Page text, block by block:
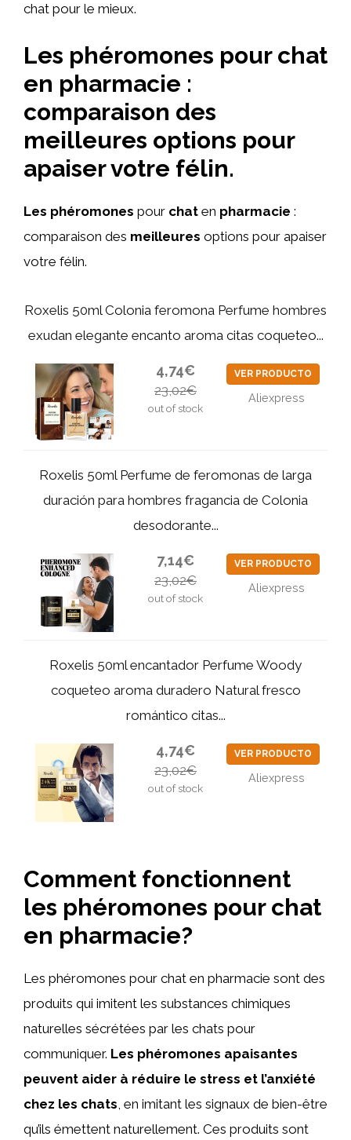
chat pour le mieux.
Les phéromones pour chat
en pharmacie :
comparaison des
meilleures options pour
apaiser votre félin.
Les phéromones pour chat en pharmacie :
comparaison des meilleures options pour apaiser
votre félin.
Roxelis 50ml Colonia feromona Perfume hombres
exudan elegante encanto aroma citas coqueteo...
4,74€
23,02€
out of stock
VER PRODUCTO
Aliexpress
Roxelis 50ml Perfume de feromonas de larga
duración para hombres fragancia de Colonia
desodorante...
7,14€
23,02€
out of stock
VER PRODUCTO
Aliexpress
Roxelis 50ml encantador Perfume Woody
coqueteo aroma duradero Natural fresco
romántico citas...
4,74€
23,02€
out of stock
VER PRODUCTO
Aliexpress
Comment fonctionnent
les phéromones pour chat
en pharmacie?
Les phéromones pour chat en pharmacie sont des
produits qui imitent les substances chimiques
naturelles sécrétées par les chats pour
communiquer. Les phéromones apaisantes
peuvent aider à réduire le stress et l’anxiété
chez les chats, en imitant les signaux de bien-être
qu’ils émettent naturellement. Ces produits sont